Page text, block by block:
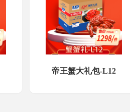
帝王蟹大礼包-L12